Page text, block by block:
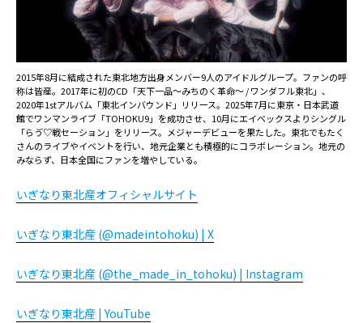
2015年8月に結成された東北地方出身メンバー9人のアイドルグループ。ファンの呼
称は皆産。2017年に初のCD「天下一品～みちのく革命～ / ワンダフル東北」、
2020年1stアルバム「東北インバウンド」リリース。2025年7月に東京・日本武道
館でワンマンライブ「TOHOKU9」を成功させ、10月にエイベックスよりシングル
「らゔ♡戦セーション」をリリース。メジャーデビューを果たした。東北でもたく
さんのライブやイベントを行い、地元企業とも積極的にコラボレーション。地元の
みならず、日本全国にファンを増やしている。
いぎなり東北産オフィシャルサイト
いぎなり東北産 (@madeintohoku) | X
いぎなり東北産 (@the_made_in_tohoku) | Instagram
いぎなり東北産 | YouTube